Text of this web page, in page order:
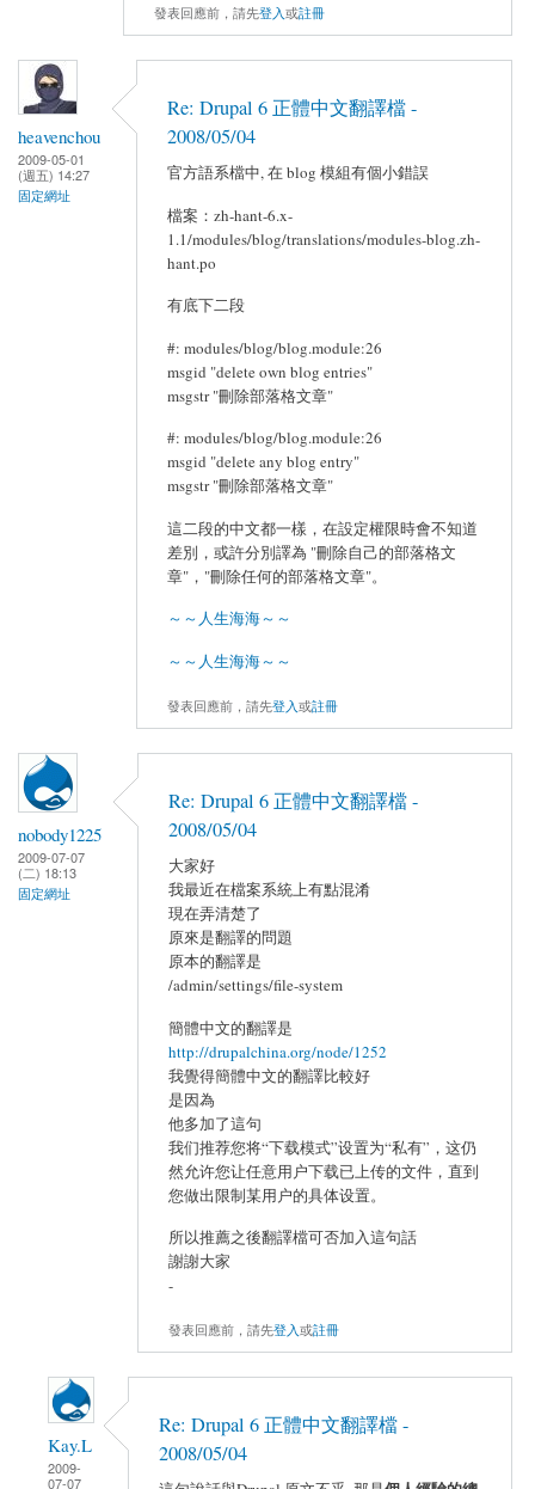
發表回應前，請先登入或註冊
heavenchou
2009-05-01
(週五) 14:27
固定網址
Re: Drupal 6 正體中文翻譯檔 -
2008/05/04
官方語系檔中, 在 blog 模組有個小錯誤
檔案：zh-hant-6.x-
1.1/modules/blog/translations/modules-blog.zh-
hant.po
有底下二段
#: modules/blog/blog.module:26
msgid "delete own blog entries"
msgstr "刪除部落格文章"
#: modules/blog/blog.module:26
msgid "delete any blog entry"
msgstr "刪除部落格文章"
這二段的中文都一樣，在設定權限時會不知道
差別，或許分別譯為 "刪除自己的部落格文
章"，"刪除任何的部落格文章"。
～～人生海海～～
～～人生海海～～
發表回應前，請先登入或註冊
nobody1225
2009-07-07
(二) 18:13
固定網址
Re: Drupal 6 正體中文翻譯檔 -
2008/05/04
大家好
我最近在檔案系統上有點混淆
現在弄清楚了
原來是翻譯的問題
原本的翻譯是
/admin/settings/file-system
簡體中文的翻譯是
http://drupalchina.org/node/1252
我覺得簡體中文的翻譯比較好
是因為
他多加了這句
我们推荐您将“下载模式”设置为“私有”，这仍
然允许您让任意用户下载已上传的文件，直到
您做出限制某用户的具体设置。
所以推薦之後翻譯檔可否加入這句話
謝謝大家
-
發表回應前，請先登入或註冊
Kay.L
2009-
07-07
Re: Drupal 6 正體中文翻譯檔 -
2008/05/04